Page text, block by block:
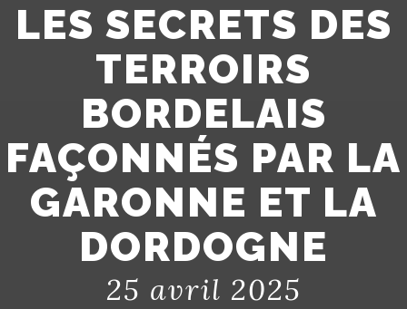
LES SECRETS DES
TERROIRS
BORDELAIS
FAÇONNÉS PAR LA
GARONNE ET LA
DORDOGNE
25 avril 2025